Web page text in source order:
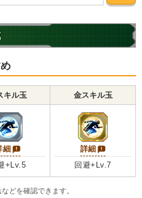
キル玉 金スキル玉
細
+Lv.5
詳細
回避+Lv.7
どを確認できます。